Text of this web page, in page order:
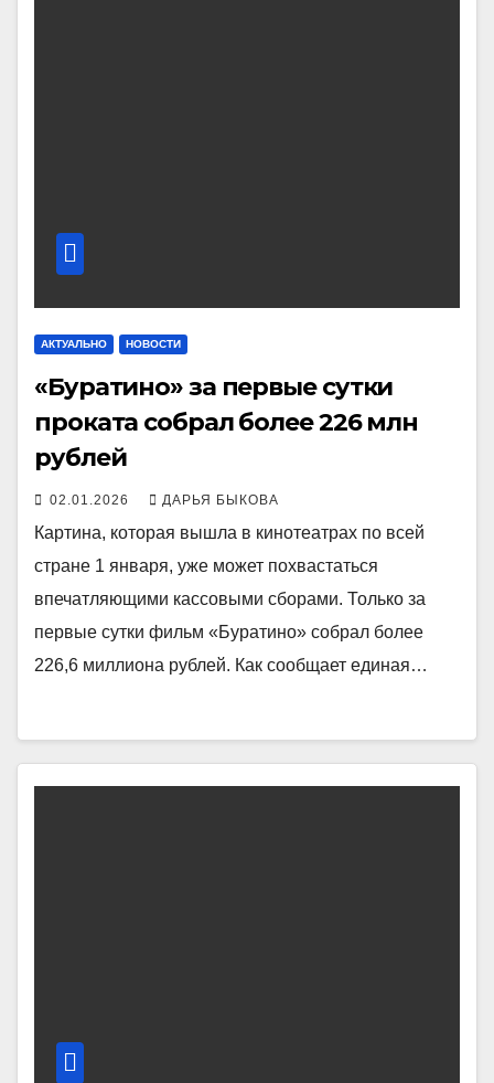
АКТУАЛЬНО НОВОСТИ
«Буратино» за первые сутки
проката собрал более 226 млн
рублей
02.01.2026 ДАРЬЯ БЫКОВА
Картина, которая вышла в кинотеатрах по всей
стране 1 января, уже может похвастаться
впечатляющими кассовыми сборами. Только за
первые сутки фильм «Буратино» собрал более
226,6 миллиона рублей. Как сообщает единая…